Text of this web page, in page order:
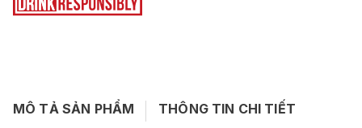
MÔ TẢ SẢN PHẨM THÔNG TIN CHI TIẾT